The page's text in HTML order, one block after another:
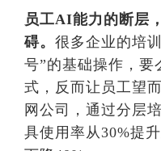
员工AI能力的断层
碍。 很多企业的培
号”的基础操作，要
式，反而让员工望
网公司，通过分层
具使用率从30%提